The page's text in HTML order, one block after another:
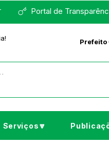
Portal de
Prefeito
Serviços🔽